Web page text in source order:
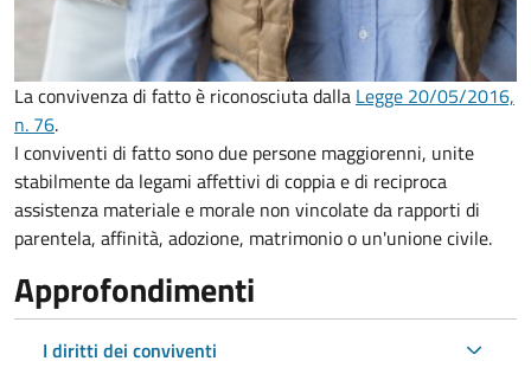
La convivenza di fatto è riconosciuta dalla Legge 20/05/2016,
n. 76.
I conviventi di fatto sono due persone maggiorenni, unite
stabilmente da legami affettivi di coppia e di reciproca
assistenza materiale e morale non vincolate da rapporti di
parentela, affinità, adozione, matrimonio o un'unione civile.
Approfondimenti
I diritti dei conviventi